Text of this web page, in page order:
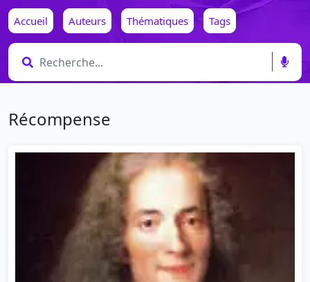
Accueil Auteurs Thématiques Tags
Récompense